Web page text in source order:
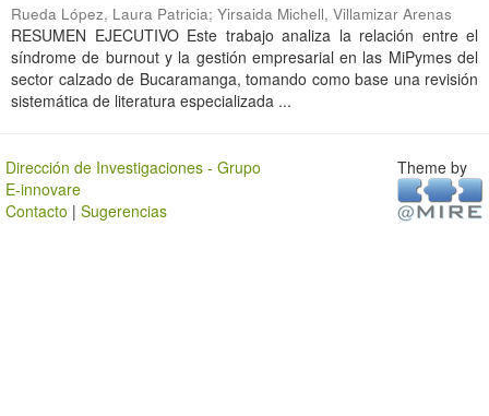
Rueda López, Laura Patricia; Yirsaida Michell, Villamizar Arenas
RESUMEN EJECUTIVO Este trabajo analiza la relación entre el
síndrome de burnout y la gestión empresarial en las MiPymes del
sector calzado de Bucaramanga, tomando como base una revisión
sistemática de literatura especializada ...
Dirección de Investigaciones - Grupo
E-innovare
Contacto | Sugerencias
Theme by